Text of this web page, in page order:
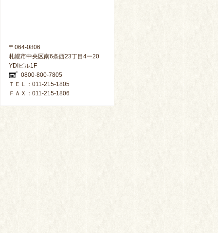
〒064-0806
札幌市中央区南6条西23丁目4ー20
YDIビル1F
0800-800-7805
ＴＥＬ：011-215-1805
ＦＡＸ：011-215-1806